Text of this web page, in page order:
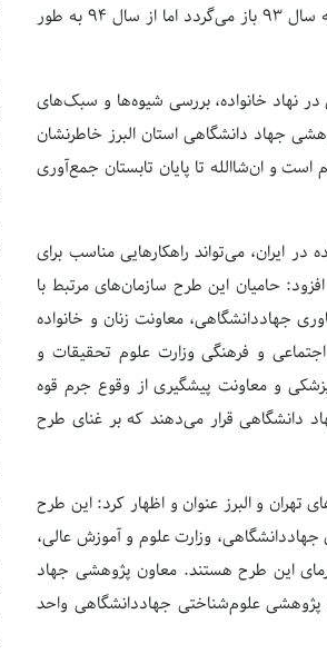
اجتماعی جهاد دانشگاهی واحد استان البرز و مقدمات تصویب آن توسط کارفرمایان به سال 93 باز می‌گردد اما از سال 94 به طور
نهاد خانواده، بررسی شیوه‌ها و سبک‌های
جهاد دانشگاهی استان البرز خاطرنشان
و ان‌شاالله تا پایان تابستان جمع‌آوری
ایران، می‌تواند راهکارهایی مناسب برای
حامیان این طرح سازمان‌های مرتبط با
جهاددانشگاهی، معاونت زنان و خانواده
و فرهنگی وزارت علوم تحقیقات و
و معاونت پیشگیری از وقوع جرم قوه
دانشگاهی قرار می‌دهند که بر غنای طرح
و البرز عنوان و اظهار کرد: این طرح
وزارت علوم و آموزش عالی،
این طرح هستند. معاون پژوهشی جهاد
پژوهشی علوم‌شناختی جهاددانشگاهی واحد